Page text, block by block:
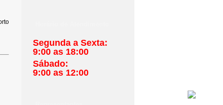
Segunda a Sexta:
9:00 as 18:00
Sábado:
9:00 as 12:00